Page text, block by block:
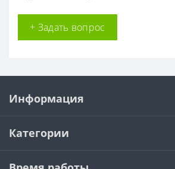
+ Задать вопрос
Информация
Категории